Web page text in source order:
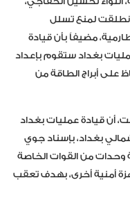
لمنع تسلل
مضيفاً بأن قيادة
بغداد ستقوم بإعداد
على أبراج الطاقة من
أن قيادة عمليات بغداد
بغداد، بإسناد جوي
وحدات من القوات الخاصة
أمنية أخرى، بهدف تعقب